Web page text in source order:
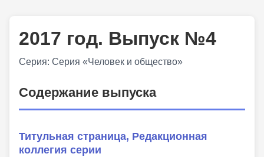
2017 год. Выпуск №4
Серия: Серия «Человек и общество»
Содержание выпуска
Титульная страница, Редакционная
коллегия серии